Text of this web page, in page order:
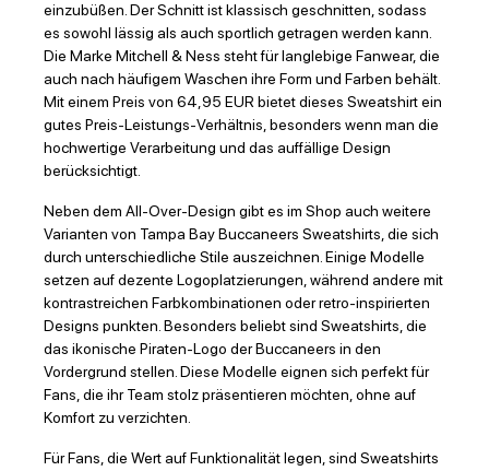
einzubüßen. Der Schnitt ist klassisch geschnitten, sodass
es sowohl lässig als auch sportlich getragen werden kann.
Die Marke Mitchell & Ness steht für langlebige Fanwear, die
auch nach häufigem Waschen ihre Form und Farben behält.
Mit einem Preis von 64,95 EUR bietet dieses Sweatshirt ein
gutes Preis-Leistungs-Verhältnis, besonders wenn man die
hochwertige Verarbeitung und das auffällige Design
berücksichtigt.
Neben dem All-Over-Design gibt es im Shop auch weitere
Varianten von Tampa Bay Buccaneers Sweatshirts, die sich
durch unterschiedliche Stile auszeichnen. Einige Modelle
setzen auf dezente Logoplatzierungen, während andere mit
kontrastreichen Farbkombinationen oder retro-inspirierten
Designs punkten. Besonders beliebt sind Sweatshirts, die
das ikonische Piraten-Logo der Buccaneers in den
Vordergrund stellen. Diese Modelle eignen sich perfekt für
Fans, die ihr Team stolz präsentieren möchten, ohne auf
Komfort zu verzichten.
Für Fans, die Wert auf Funktionalität legen, sind Sweatshirts